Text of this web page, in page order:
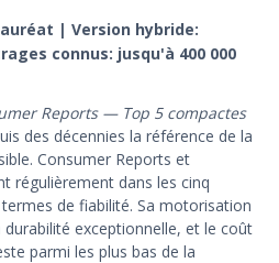
| Version hybride:
connus: jusqu'à 400 000
Reports — Top 5 compactes
des décennies la référence de la
Consumer Reports et
régulièrement dans les cinq
de fiabilité. Sa motorisation
durabilité exceptionnelle, et le coût
parmi les plus bas de la